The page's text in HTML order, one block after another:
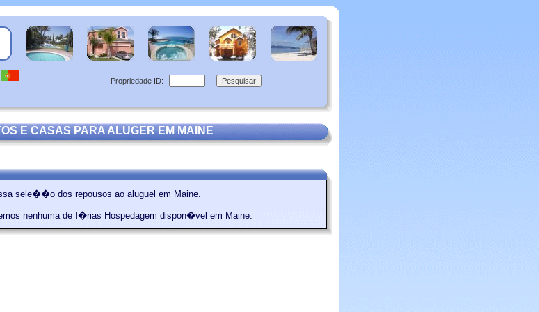
Propriedade ID:
E CASAS PARA ALUGER EM MAINE
sele��o dos repousos ao aluguel em Maine.
nenhuma de f�rias Hospedagem dispon�vel em Maine.